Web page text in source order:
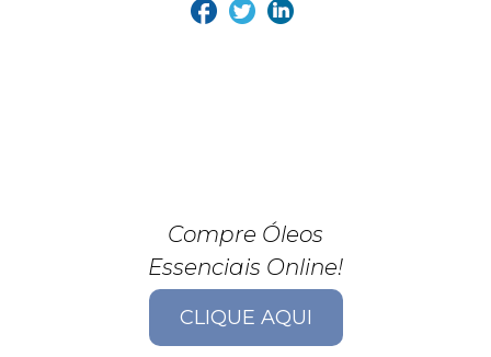
Compre Óleos
Essenciais Online!
CLIQUE AQUI